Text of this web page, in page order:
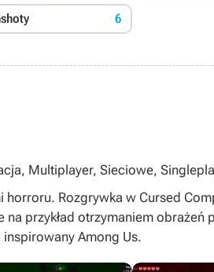
6
Multiplayer, Sieciowe,
Rozgrywka w Cursed
przykład otrzymaniem obrażeń
Among Us.